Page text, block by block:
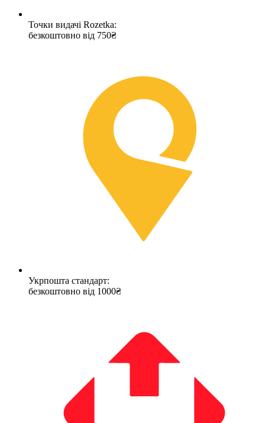
Точки видачі Rozetka:
безкоштовно від 750₴
Укрпошта стандарт:
безкоштовно від 1000₴